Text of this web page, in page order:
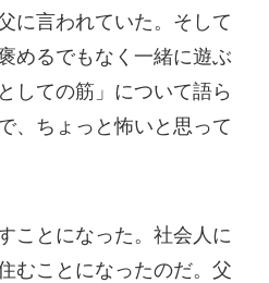
に言われていた。そして
めるでもなく一緒に遊ぶ
しての筋」について語ら
、ちょっと怖いと思って
ことになった。社会人に
むことになったのだ。父